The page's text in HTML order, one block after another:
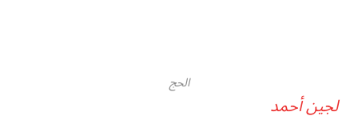
الحج
لجين أحمد